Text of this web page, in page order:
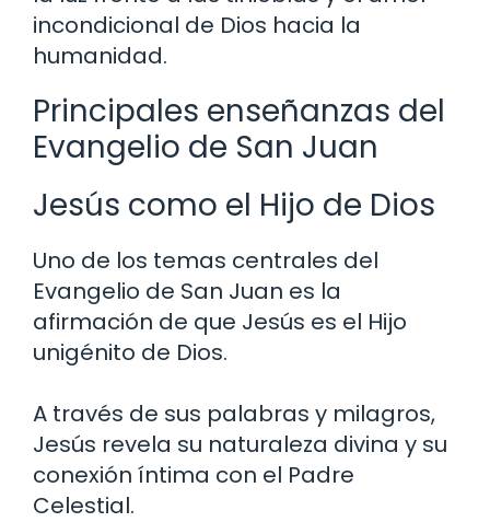
incondicional de Dios hacia la
humanidad.
Principales enseñanzas del
Evangelio de San Juan
Jesús como el Hijo de Dios
Uno de los temas centrales del
Evangelio de San Juan es la
afirmación de que Jesús es el Hijo
unigénito de Dios.
A través de sus palabras y milagros,
Jesús revela su naturaleza divina y su
conexión íntima con el Padre
Celestial.